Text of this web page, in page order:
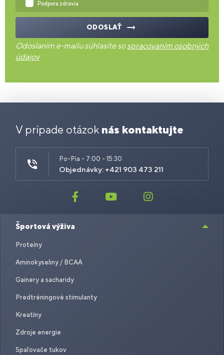
Podpora zdravia
ODOSLAŤ
Odoslaním e-mailu súhlasíte sospracovaním osobných
údajov
V prípade otázok nás kontaktujte
Po-Pia - 7:00 - 15:30
Objednávky: +421 903 473 211
Športová výživa
Proteíny
Aminokyseliny / BCAA
Gainery a sacharidy
Predtréningové stimulanty
Kreatíny
Zdroje energie
Spaľovače tukov